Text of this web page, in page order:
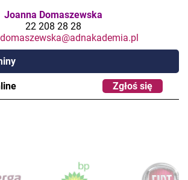
Joanna Domaszewska
22 208 28 28
Zgłoś się